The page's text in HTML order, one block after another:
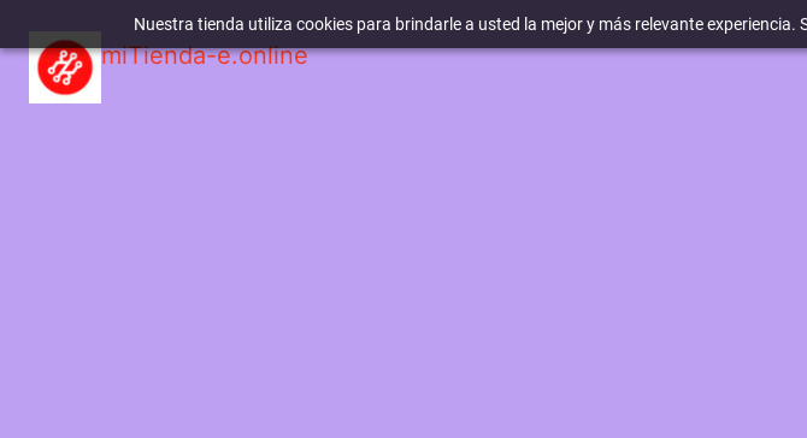
Nuestra tienda utiliza cookies para brindarle a usted la mejor y más relevante
miTienda-e.online